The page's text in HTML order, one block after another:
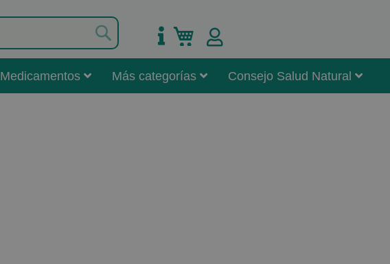
Mi carrito
Medicamentos Más categorías Consejo Salud Natural